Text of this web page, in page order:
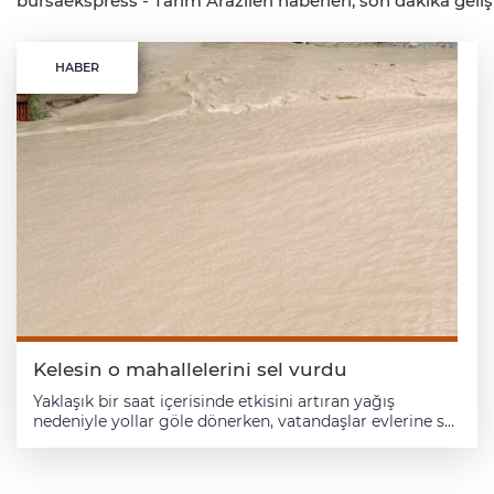
HABER
Kelesin o mahallelerini sel vurdu
Yaklaşık bir saat içerisinde etkisini artıran yağış
nedeniyle yollar göle dönerken, vatandaşlar evlerine su